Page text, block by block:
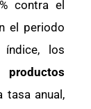
contra el
el periodo
índice, los
productos
tasa anual,